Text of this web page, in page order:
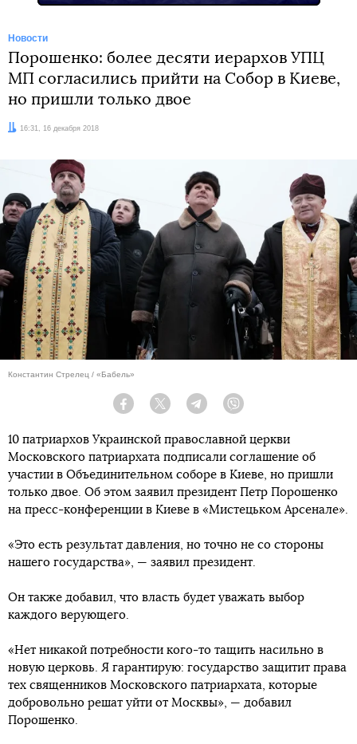
Новости
Порошенко: более десяти иерархов УПЦ
МП согласились прийти на Собор в Киеве,
но пришли только двое
Дата:16:31, 16 декабря 2018
Константин Стрелец / «Бабель»
Facebook Twitter Telegram
10 патриархов Украинской православной церкви
Московского патриархата подписали соглашение об
участии в Объединительном соборе в Киеве, но пришли
только двое. Об этом заявил президент Петр Порошенко
на пресс-конференции в Киеве в «Мистецьком Арсенале».
«Это есть результат давления, но точно не со стороны
нашего государства», — заявил президент.
Он также добавил, что власть будет уважать выбор
каждого верующего.
«Нет никакой потребности кого-то тащить насильно в
новую церковь. Я гарантирую: государство защитит права
тех священников Московского патриархата, которые
добровольно решат уйти от Москвы», — добавил
Порошенко.